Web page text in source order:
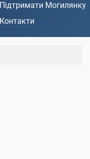
Підтримати Могилянку
Контакти